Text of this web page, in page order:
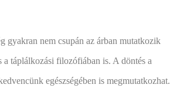
gyakran nem csupán az árban mutatkozik
a táplálkozási filozófiában is. A döntés a
egészségében is megmutatkozhat.